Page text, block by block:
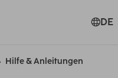
DE
Hilfe & Anleitungen